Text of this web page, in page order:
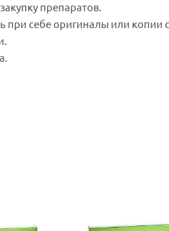
препаратов.
при себе оригиналы или